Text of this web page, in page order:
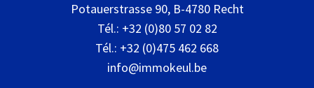
Potauerstrasse 90, B-4780 Recht
Tél.: +32 (0)80 57 02 82
Tél.: +32 (0)475 462 668
info@immokeul.be